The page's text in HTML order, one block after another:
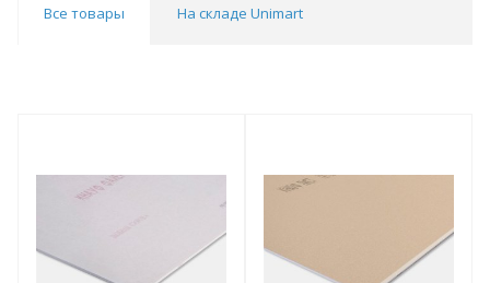
Все товары На складе Unimart